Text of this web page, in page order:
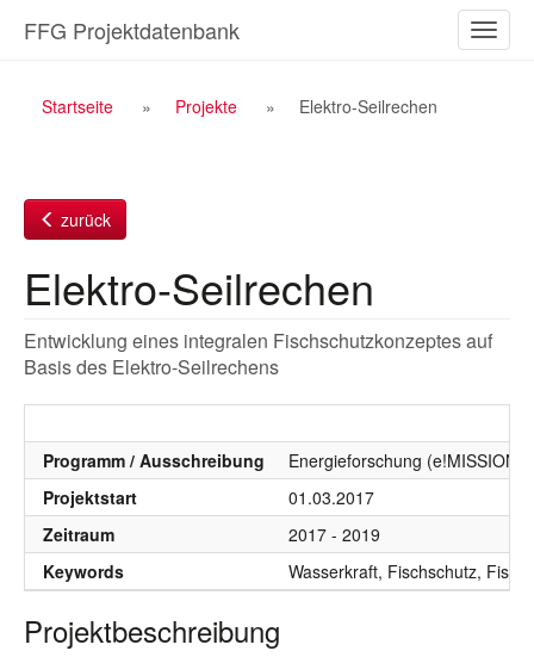
Inhalt
ein-/
FFG Projektdatenbank
Breadcrumb
Startseite Projekte Elektro-Seilrechen
zurück
Elektro-Seilrechen
Entwicklung eines integralen Fischschutzkonzeptes auf
Basis des Elektro-Seilrechens
Programm / Ausschreibung
Energieforschung
Projektstart
01.03.2017
Zeitraum
2017 - 2019
Keywords
Wasserkraft, Fischschutz,
Projektbeschreibung